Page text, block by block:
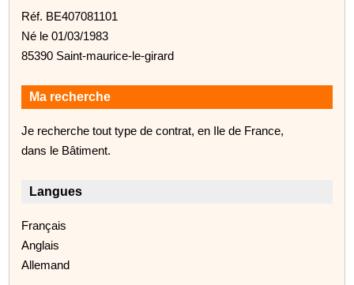
Réf. BE407081101
Né le 01/03/1983
85390 Saint-maurice-le-girard
Ma recherche
Je recherche tout type de contrat, en Ile de France,
dans le Bâtiment.
Langues
Français
Anglais
Allemand